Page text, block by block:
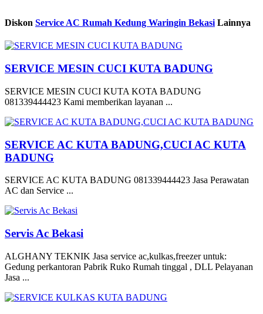
Diskon Service AC Rumah Kedung Waringin Bekasi Lainnya
SERVICE MESIN CUCI KUTA BADUNG
SERVICE MESIN CUCI KUTA KOTA BADUNG
081339444423 Kami memberikan layanan ...
SERVICE AC KUTA BADUNG,CUCI AC KUTA
BADUNG
SERVICE AC KUTA BADUNG 081339444423 Jasa Perawatan
AC dan Service ...
Servis Ac Bekasi
ALGHANY TEKNIK Jasa service ac,kulkas,freezer untuk:
Gedung perkantoran Pabrik Ruko Rumah tinggal , DLL Pelayanan
Jasa ...